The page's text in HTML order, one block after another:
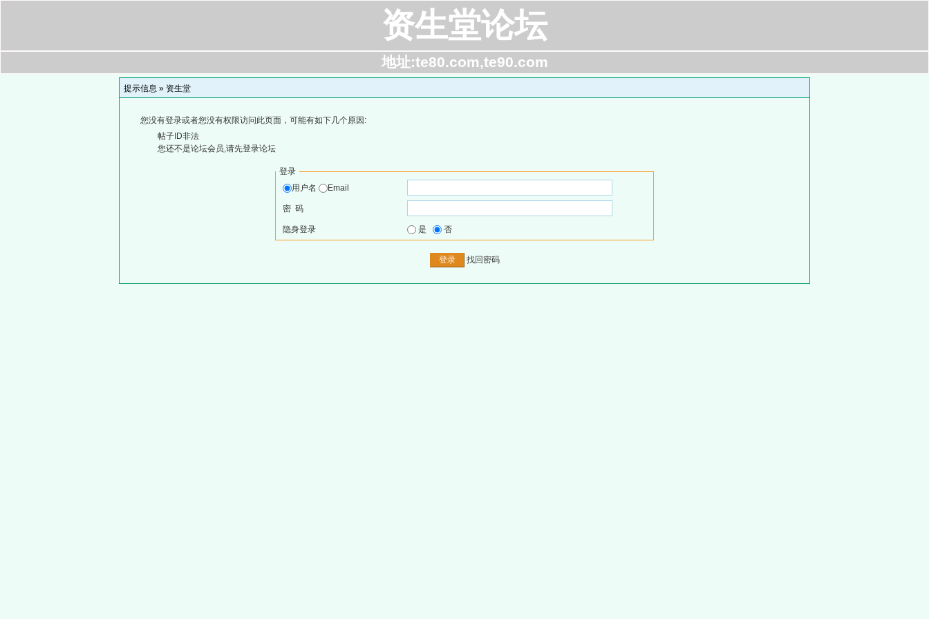
资生堂论坛
地址:te80.com,te90.com
提示信息 » 资生堂
您没有登录或者您没有权限访问此页面，可能有如下几个原因:
帖子ID非法
您还不是论坛会员,请先登录论坛
登录
用户名
Email
密 码
隐身登录 是 否
找回密码